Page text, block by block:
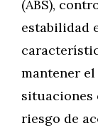
(ABS),
estabilidad
mantener
situaciones
riesgo de